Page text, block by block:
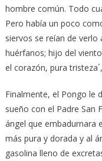
hombre común. Todo
Pero había un poco
siervos se reían de verlo
huérfanos; hijo del
el corazón, pura
Finalmente, el Pongo le
sueño con el Padre San
ángel que embadurnara
más pura y dorada y al
gasolina lleno de